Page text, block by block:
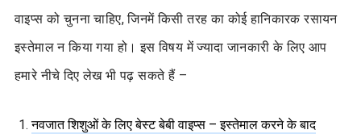
वाइप्स को चुनना चाहिए, जिनमें किसी तरह का कोई हानिकारक रसायन
इस्तेमाल न किया गया हो। इस विषय में ज्यादा जानकारी के लिए आप
हमारे नीचे दिए लेख भी पढ़ सकते हैं –
नवजात शिशुओं के लिए बेस्ट बेबी वाइप्स – इस्तेमाल करने के बाद